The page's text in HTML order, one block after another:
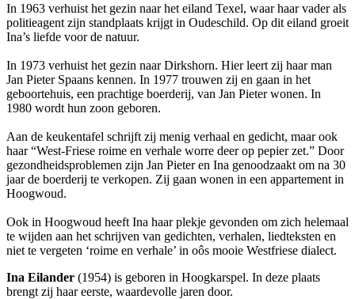
In 1963 verhuist het gezin naar het eiland Texel, waar haar vader als
politieagent zijn standplaats krijgt in Oudeschild. Op dit eiland groeit
Ina’s liefde voor de natuur.
In 1973 verhuist het gezin naar Dirkshorn. Hier leert zij haar man
Jan Pieter Spaans kennen. In 1977 trouwen zij en gaan in het
geboortehuis, een prachtige boerderij, van Jan Pieter wonen. In
1980 wordt hun zoon geboren.
Aan de keukentafel schrijft zij menig verhaal en gedicht, maar ook
haar “West-Friese roime en verhale worre deer op pepier zet.” Door
gezondheidsproblemen zijn Jan Pieter en Ina genoodzaakt om na 30
jaar de boerderij te verkopen. Zij gaan wonen in een appartement in
Hoogwoud.
Ook in Hoogwoud heeft Ina haar plekje gevonden om zich helemaal
te wijden aan het schrijven van gedichten, verhalen, liedteksten en
niet te vergeten ‘roime en verhale’ in oôs mooie Westfriese dialect.
Ina Eilander (1954) is geboren in Hoogkarspel. In deze plaats
brengt zij haar eerste, waardevolle jaren door.